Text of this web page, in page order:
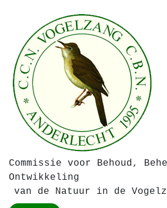
Commissie voor Behoud,
Ontwikkeling
van de Natuur in de